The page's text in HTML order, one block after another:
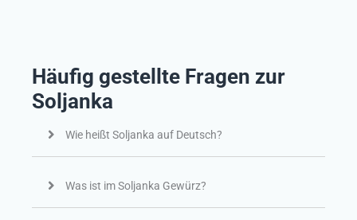
Häufig gestellte Fragen zur
Soljanka
Wie heißt Soljanka auf Deutsch?
Was ist im Soljanka Gewürz?